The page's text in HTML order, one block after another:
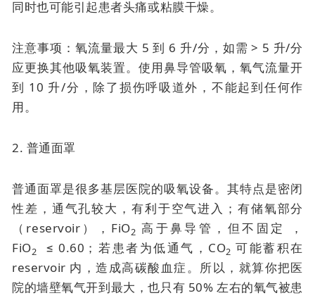
同时也可能引起患者头痛或粘膜干燥。
注意事项：氧流量最大 5 到 6 升/分，如需 > 5 升/分
应更换其他吸氧装置。使用鼻导管吸氧，氧气流量开
到 10 升/分，除了损伤呼吸道外，不能起到任何作
用。
2. 普通面罩
普通面罩是很多基层医院的吸氧设备。其特点是密闭
性差，通气孔较大，有利于空气进入；有储氧部分
（reservoir），FiO2 高于鼻导管，但不固定 ，
FiO2 ≤ 0.60；若患者为低通气，CO2 可能蓄积在
reservoir 内，造成高碳酸血症。所以，就算你把医
院的墙壁氧气开到最大，也只有 50% 左右的氧气被患